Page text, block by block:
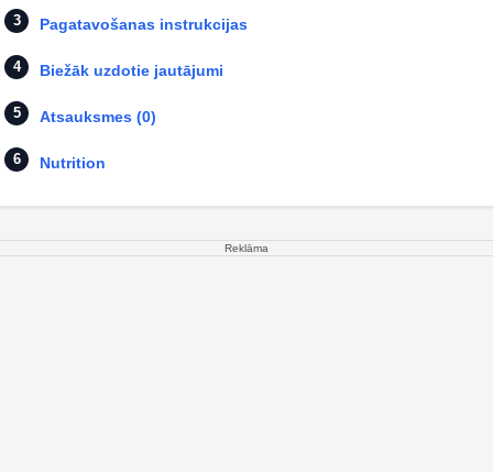
Pagatavošanas instrukcijas
Biežāk uzdotie jautājumi
Atsauksmes (0)
Nutrition
Reklāma